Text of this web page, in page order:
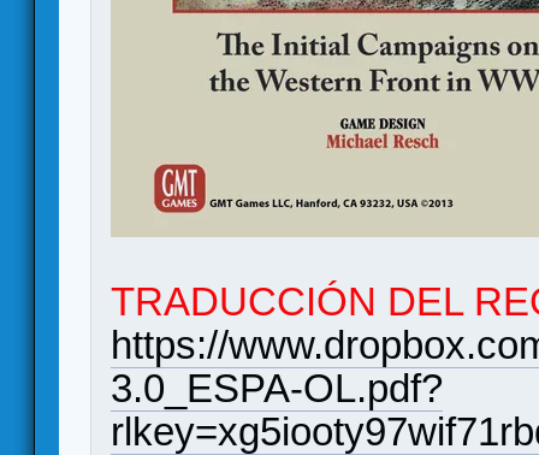
TRADUCCIÓN DEL
https://
3.0_ESPA-OL.pdf?